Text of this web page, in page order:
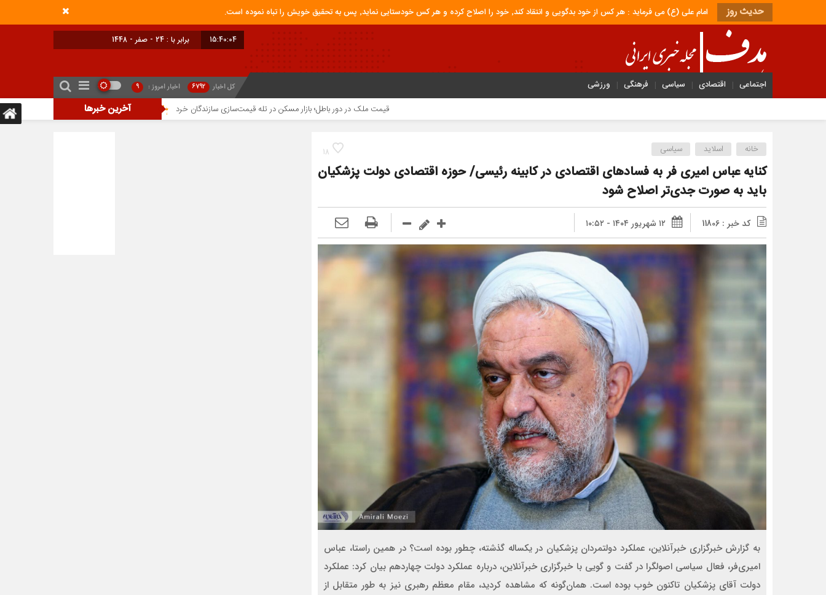
حدیث روز امام علی (ع) می فرماید : هر کس از خود بدگویی و انتقاد کند٬ خود را اصلاح کرده و هر کس خودستایی نماید٬ پس به تحقیق خویش را تباه نموده است.
15:40:05 برابر با : 24 - صفر - 1448
اجتماعی اقتصادی سیاسی فرهنگی ورزشی کل اخبار 6792 اخبار امروز : 9
آخرین خبرها قیمت ملک در دور باطل؛ بازار مسکن در تله قیمت‌سازی سازندگان خرد اصلاح ناترازی بانک‌ها؛ پیش‌شرط کنترل نقدینگی
18 خانه اسلاید سیاسی
کنایه عباس امیری فر به فسادهای اقتصادی در کابینه رئیسی/ حوزه اقتصادی دولت پزشکیان
باید به صورت جدی‌تر اصلاح شود
کد خبر : 11806 ۱۲ شهریور ۱۴۰۴ - ۱۰:۵۲
به گزارش خبرگزاری خبرآنلاین، عملکرد دولتمردان پزشکیان در یکساله گذشته، چطور بوده است؟ در همین راستا، عباس
امیری‌فر، فعال سیاسی اصولگرا در گفت و گویی با خبرگزاری خبرآنلاین، درباره عملکرد دولت چهاردهم بیان کرد: عملکرد
دولت آقای پزشکیان تاکنون خوب بوده است. همان‌گونه که مشاهده کردید، مقام معظم رهبری نیز به طور متقابل از